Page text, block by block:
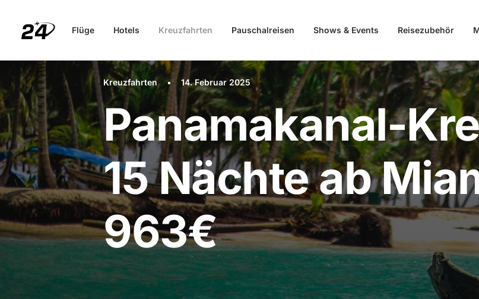
Flüge Hotels Kreuzfahrten Pauschalreisen Shows & Events Reisezubehör
Kreuzfahrten • 14. Februar 2025
Panamakanal-
15 Nächte ab
963€